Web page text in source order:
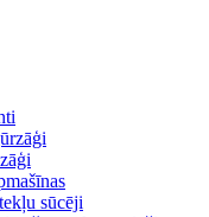
sūcēji